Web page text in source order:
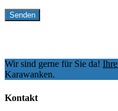
Wir sind gerne für Sie da!
Karawanken.
Kontakt